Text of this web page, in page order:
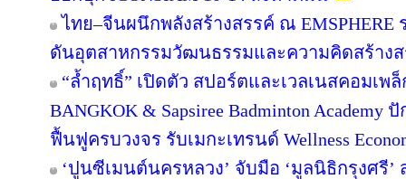
ไทย–จีนผนึกพลังสร้างสรรค์ ณ
ดันอุตสาหกรรมวัฒนธรรมและความคิดสร้างส
“ล้ำฤทธิ์” เปิดตัว สปอร์ตและเวลเนสคอมเพ
BANGKOK & Sapsiree Badminton
ฟื้นฟูครบวงจร รับเมกะเทรนด์ Wellness
‘ปูนซีเมนต์นครหลวง’ จับมือ ‘มูลนิธิกรุงศรี’